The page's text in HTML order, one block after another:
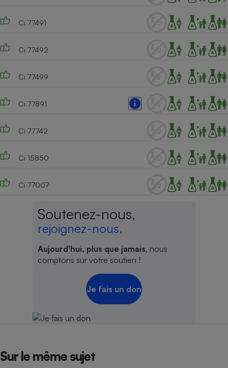
Ci 77491
Ci 77492
Ci 77499
Ci 77891
Ci 77742
Ci 15850
Ci 77007
Soutenez-nous,
rejoignez-nous,
Aujourd'hui, plus que jamais, nous
comptons sur votre soutien !
Je fais un don
Sur le même sujet